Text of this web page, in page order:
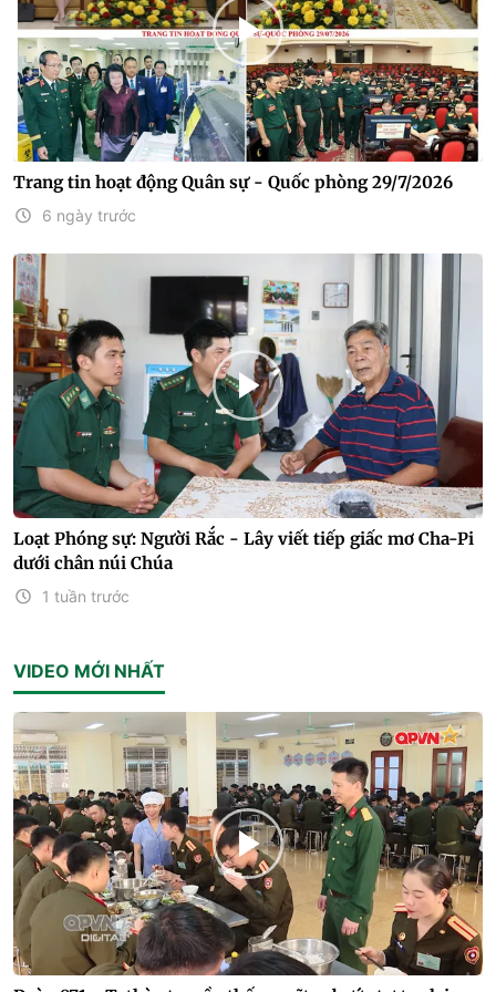
Trang tin hoạt động Quân sự - Quốc phòng 29/7/2026
6 ngày trước
Loạt Phóng sự: Người Rắc - Lây viết tiếp giấc mơ Cha-Pi
dưới chân núi Chúa
1 tuần trước
VIDEO MỚI NHẤT